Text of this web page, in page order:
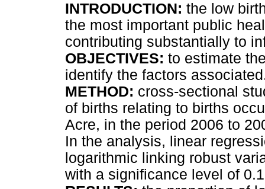
INTRODUCTION: the low
the most important public
contributing substantially to
OBJECTIVES: to estimate
identify the factors
METHOD: cross-sectional
of births relating to births
Acre, in the period 2006 to
In the analysis, linear
logarithmic linking robust
with a significance level of